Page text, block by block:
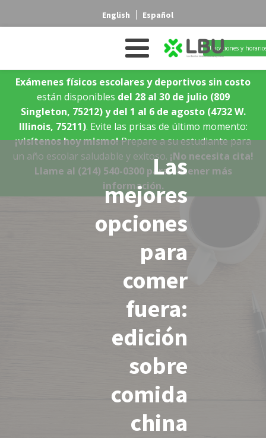
English Español
Ubicaciones y
Exámenes físicos escolares y deportivos sin costo
están disponibles del 28 al 30 de julio (809
Singleton, 75212) y del 1 al 6 de agosto (4732 W.
Illinois, 75211). Evite las prisas de último momento:
¡visítenos hoy mismo!Prepare a su estudiante para
un año escolar saludable y exitoso. ¡No necesita cita!
Llame al (214) 540-0300 para obtener más
información.
Las
mejores
opciones
para
comer
fuera:
edición
sobre
comida
china